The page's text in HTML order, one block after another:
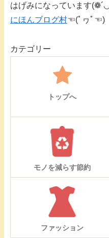
はげみになっています
にほんブログ村☜(ﾟヮﾟ☜)
カテゴリー
トップへ
モノを減らす節約
ファッション